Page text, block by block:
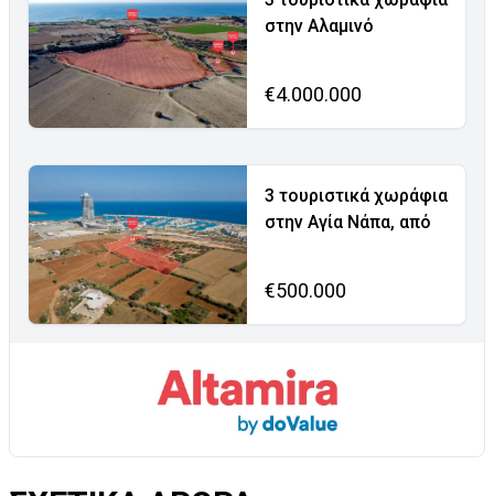
στην Αλαμινό
€4.000.000
3 τουριστικά χωράφια
στην Αγία Νάπα, από
€500.000